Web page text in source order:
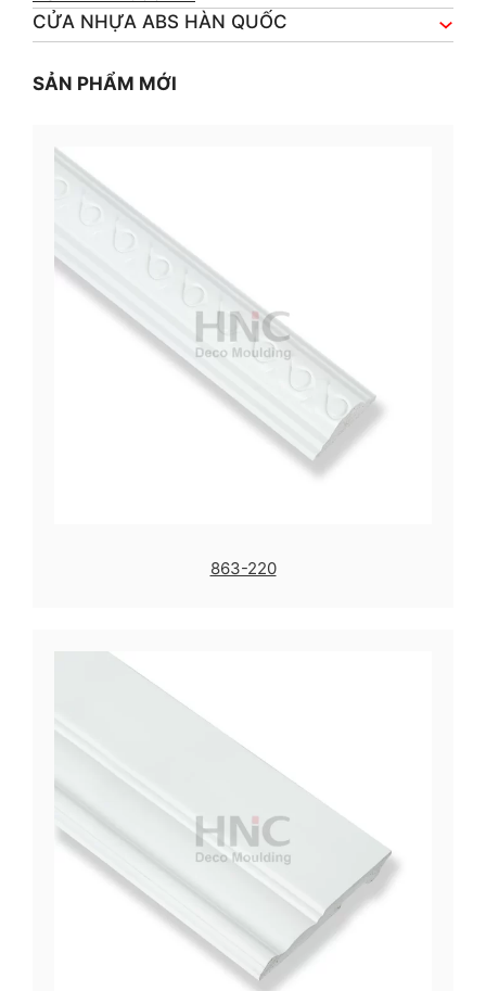
CỬA NHỰA ABS HÀN QUỐC
SẢN PHẨM MỚI
863-220